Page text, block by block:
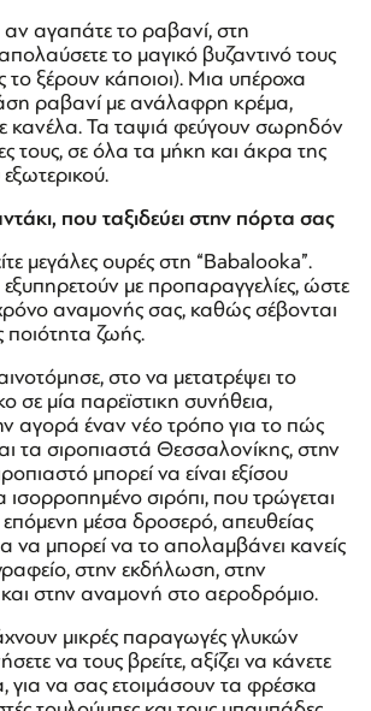
αγαπάτε το ραβανί, στη
το μαγικό βυζαντινό τους
το ξέρουν κάποιοι). Μια υπέροχα
ραβανί με ανάλαφρη κρέμα,
κανέλα. Τα ταψιά φεύγουν σωρηδόν
τους, σε όλα τα μήκη και άκρα της
που ταξιδεύει στην πόρτα σας
μεγάλες ουρές στη “Babalooka”.
με προπαραγγελίες, ώστε
αναμονής σας, καθώς σέβονται
ζωής.
στο να μετατρέψει το
σε μία παρεϊστικη συνήθεια,
αγορά έναν νέο τρόπο για το πώς
τα σιροπιαστά Θεσσαλονίκης, στην
μπορεί να είναι εξίσου
ισορροπημένο σιρόπι, που τρώγεται
επόμενη μέσα δροσερό, απευθείας
να μπορεί να το απολαμβάνει κανείς
στην εκδήλωση, στην
στην αναμονή στο αεροδρόμιο.
μικρές παραγωγές γλυκών
να τους βρείτε, αξίζει να κάνετε
να σας ετοιμάσουν τα φρέσκα